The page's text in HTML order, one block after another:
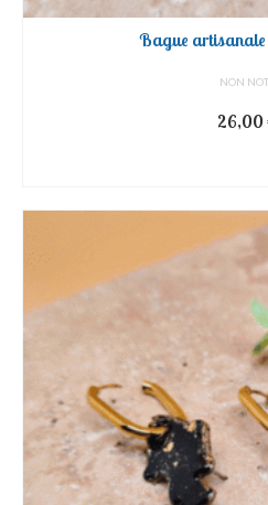
Bague artisanale
NON
26,00